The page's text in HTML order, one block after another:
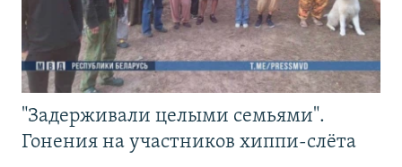
"Задерживали целыми семьями".
Гонения на участников хиппи-слёта